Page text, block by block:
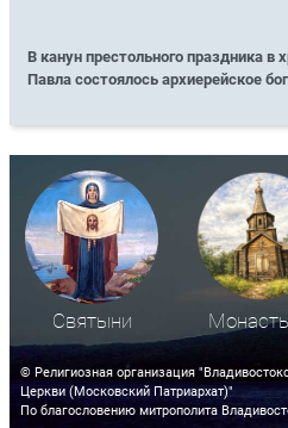
В канун престольного праздника в
Павла состоялось архиерейское
Святыни
© Религиозная организация
Церкви (Московский Патриархат)"
По благословению митрополита